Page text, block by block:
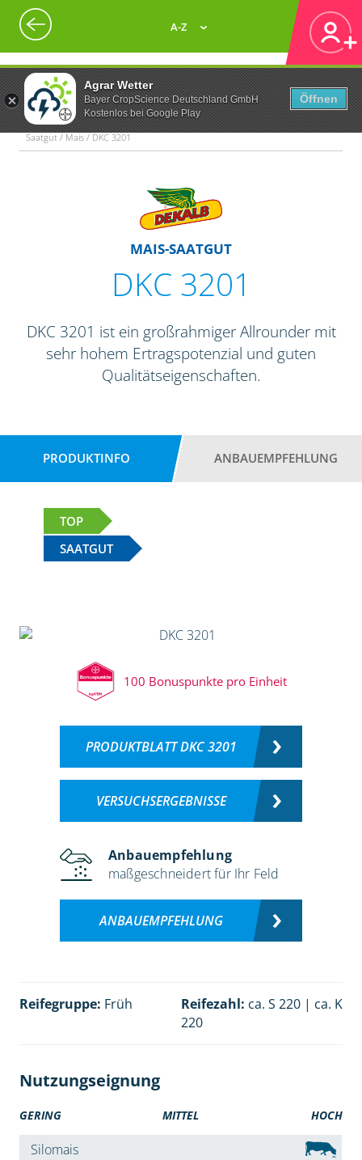
Agrar Wetter
Bayer CropScience Deutschland GmbH
Kostenlos bei Google Play
Öffnen
A-Z
Saatgut / Mais / DKC 3201
MAIS-SAATGUT
DKC 3201
DKC 3201 ist ein großrahmiger Allrounder mit
sehr hohem Ertragspotenzial und guten
Qualitätseigenschaften.
PRODUKTINFO ANBAUEMPFEHLUNG
TOP
SAATGUT
100 Bonuspunkte pro Einheit
PRODUKTBLATT DKC 3201
VERSUCHSERGEBNISSE
Anbauempfehlung
maßgeschneidert für Ihr Feld
ANBAUEMPFEHLUNG
Reifegruppe: Früh Reifezahl: ca. S 220 | ca. K
220
Nutzungseignung
GERING MITTEL HOCH
Silomais